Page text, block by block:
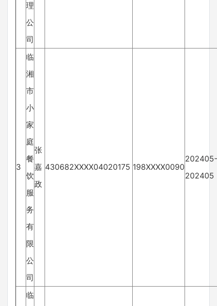
理
公
司
3
临
湘
市
小
家
庭
餐
饮
服
务
有
限
公
司
张
嘉
政
430682XXXX04020175 198XXXX0090
202405-
202405
临